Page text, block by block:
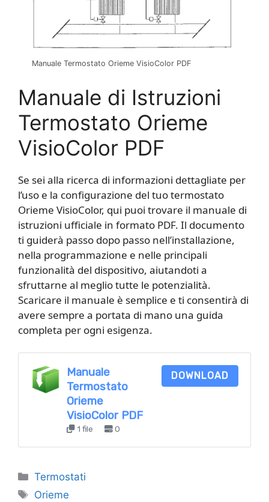
Manuale Termostato Orieme VisioColor PDF
Manuale di Istruzioni
Termostato Orieme
VisioColor PDF
Se sei alla ricerca di informazioni dettagliate per
l’uso e la configurazione del tuo termostato
Orieme VisioColor, qui puoi trovare il manuale di
istruzioni ufficiale in formato PDF. Il documento
ti guiderà passo dopo passo nell’installazione,
nella programmazione e nelle principali
funzionalità del dispositivo, aiutandoti a
sfruttarne al meglio tutte le potenzialità.
Scaricare il manuale è semplice e ti consentirà di
avere sempre a portata di mano una guida
completa per ogni esigenza.
Manuale
Termostato
Orieme
VisioColor PDF
1 file 0
DOWNLOAD
Categorie
Termostati
Tag
Orieme